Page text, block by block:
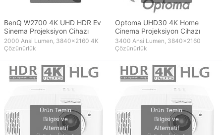
BenQ W2700 4K UHD HDR Ev
Sinema Projeksiyon Cihazı
2000 Ansi Lumen, 3840x2160 4K
Çözünürlük
Optoma UHD30 4K Home
Cinema Projeksiyon Cihazı
3400 Ansi Lumen, 3840x2160
Çözünürlük